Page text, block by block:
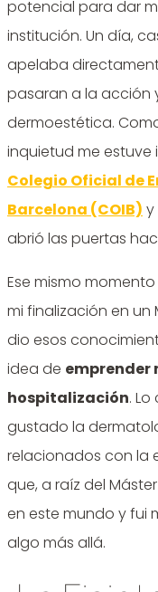
potencial para dar
institución. Un día,
apelaba
pasaran a la acción
dermoestética.
inquietud me estuve
Colegio Oficial de
Barcelona (COIB) y
abrió las puertas
Ese mismo
mi finalización en un
dio esos
idea de emprender
hospitalización.
gustado la
relacionados con la
que, a raíz del
en este mundo y fui
algo más allá.